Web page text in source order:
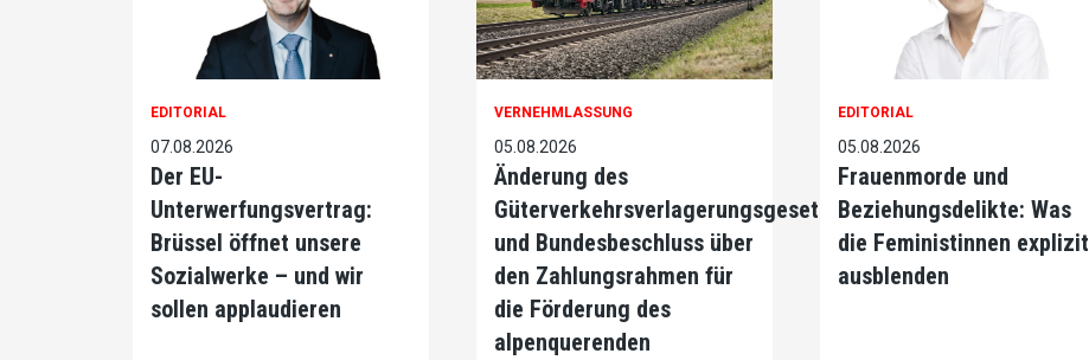
EDITORIAL
07.08.2026
Der EU-
Unterwerfungsvertrag:
Brüssel öffnet unsere
Sozialwerke – und wir
sollen applaudieren
VERNEHMLASSUNG
05.08.2026
Änderung des
Güterverkehrsverlagerungsgesetzes
und Bundesbeschluss über
den Zahlungsrahmen für
die Förderung des
alpenquerenden
EDITORIAL
05.08.2026
Frauenmorde und
Beziehungsdelikte: Was
die Feministinnen explizit
ausblenden